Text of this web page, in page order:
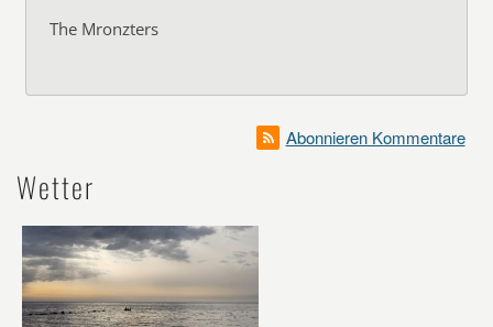
The Mronzters
Abonnieren Kommentare
Wetter